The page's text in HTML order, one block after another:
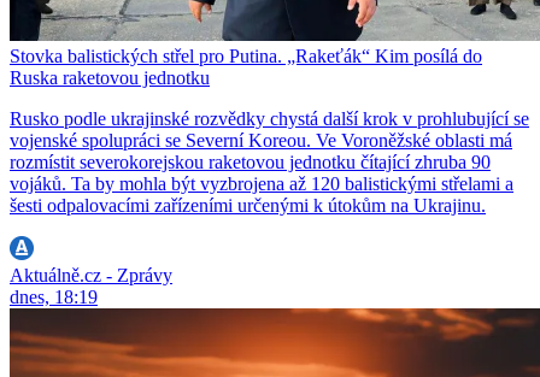
Stovka balistických střel pro Putina. „Rakeťák“ Kim posílá do
Ruska raketovou jednotku
Rusko podle ukrajinské rozvědky chystá další krok v prohlubující se
vojenské spolupráci se Severní Koreou. Ve Voroněžské oblasti má
rozmístit severokorejskou raketovou jednotku čítající zhruba 90
vojáků. Ta by mohla být vyzbrojena až 120 balistickými střelami a
šesti odpalovacími zařízeními určenými k útokům na Ukrajinu.
Aktuálně.cz - Zprávy
dnes, 18:19